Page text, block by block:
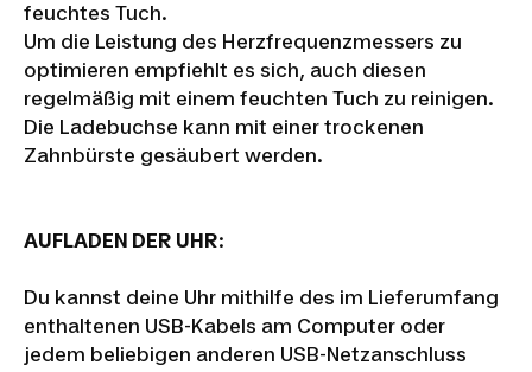
feuchtes Tuch.
Um die Leistung des Herzfrequenzmessers zu
optimieren empfiehlt es sich, auch diesen
regelmäßig mit einem feuchten Tuch zu reinigen.
Die Ladebuchse kann mit einer trockenen
Zahnbürste gesäubert werden.
AUFLADEN DER UHR:
Du kannst deine Uhr mithilfe des im Lieferumfang
enthaltenen USB-Kabels am Computer oder
jedem beliebigen anderen USB-Netzanschluss